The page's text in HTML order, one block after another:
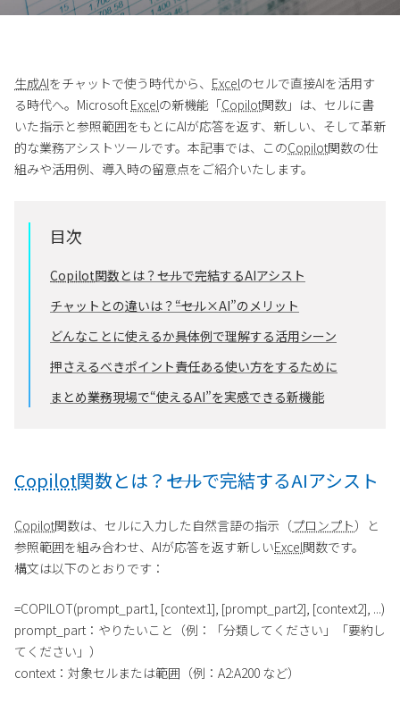
生成AIをチャットで使う時代から、 Excelのセルで直接AIを活用す
る時代へ。MicrosoftExcelの新機能「Copilot関数」は、セルに書
いた指示と参照範囲をもとにAIが応答を返す、新しい、そして革新
的な業務アシストツールです。本記事では、このCopilot関数の仕
組みや活用例、導入時の留意点をご紹介いたします。
目次
Copilot関数とは？――セルで完結するAIアシスト
チャットとの違いは？――“セル×AI”のメリット
どんなことに使えるか――具体例で理解する活用シーン
押さえるべきポイント――責任ある使い方をするために
まとめ――業務現場で“使えるAI”を実感できる新機能
Copilot関数とは？――セルで完結するAIアシスト
Copilot関数は、セルに入力した自然言語の指示（プロンプト）と
参照範囲を組み合わせ、AIが応答を返す新しいExcel関数です。
構文は以下のとおりです：
=COPILOT(prompt_part1, [context1], [prompt_part2], [context2], ...)
prompt_part：やりたいこと（例：「分類してください」「要約し
てください」）
context：対象セルまたは範囲（例：A2:A200 など）